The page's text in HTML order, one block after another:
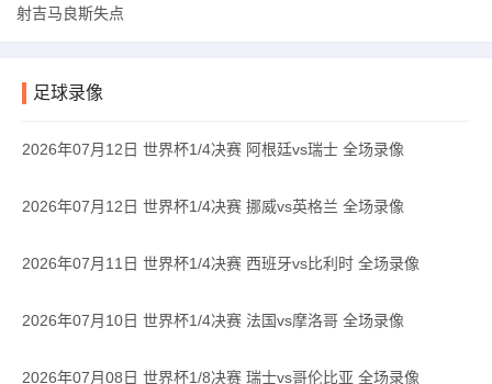
射吉马良斯失点
足球录像
2026年07月12日 世界杯1/4决赛 阿根廷vs瑞士 全场录像
2026年07月12日 世界杯1/4决赛 挪威vs英格兰 全场录像
2026年07月11日 世界杯1/4决赛 西班牙vs比利时 全场录像
2026年07月10日 世界杯1/4决赛 法国vs摩洛哥 全场录像
2026年07月08日 世界杯1/8决赛 瑞士vs哥伦比亚 全场录像